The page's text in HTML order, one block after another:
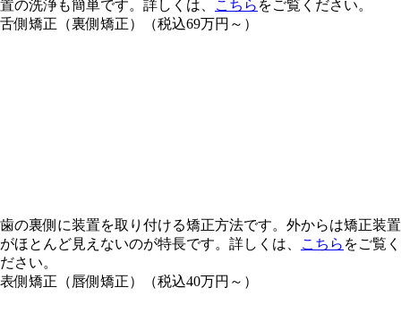
置の洗浄も簡単です。詳しくは、 こちら をご覧ください。
舌側矯正（裏側矯正）（税込69万円～ ）
歯の裏側 に装置を取り付ける矯正方法です。外からは矯正装置
がほとんど見えないのが特長です。詳しくは、 こちら をご覧く
ださい。
表側矯正（唇側矯正）（税込40万円～ ）